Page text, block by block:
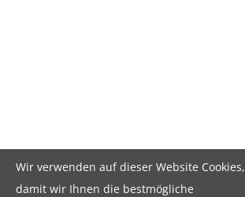
Wir verwenden auf dieser Website Cookies,
damit wir Ihnen die bestmögliche